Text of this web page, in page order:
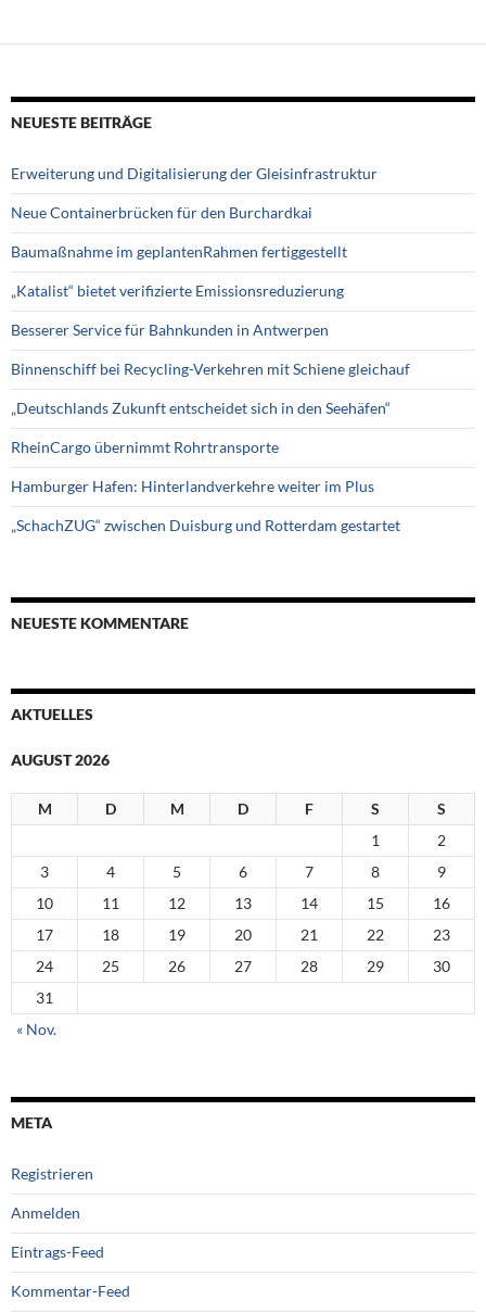
NEUESTE BEITRÄGE
Erweiterung und Digitalisierung der Gleisinfrastruktur
Neue Containerbrücken für den Burchardkai
Baumaßnahme im geplantenRahmen fertiggestellt
„Katalist“ bietet verifizierte Emissionsreduzierung
Besserer Service für Bahnkunden in Antwerpen
Binnenschiff bei Recycling-Verkehren mit Schiene gleichauf
„Deutschlands Zukunft entscheidet sich in den Seehäfen“
RheinCargo übernimmt Rohrtransporte
Hamburger Hafen: Hinterlandverkehre weiter im Plus
„SchachZUG“ zwischen Duisburg und Rotterdam gestartet
NEUESTE KOMMENTARE
AKTUELLES
AUGUST 2026
M D M D F S
S
1
2
3
4 5 6 7 8
9
10
11 12 13 14 15
16
17
18 19 20 21 22
23
24
25 26 27 28 29
30
31
« Nov.
META
Registrieren
Anmelden
Eintrags-Feed
Kommentar-Feed